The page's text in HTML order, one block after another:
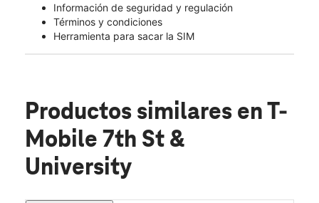
Información de seguridad y regulación
Términos y condiciones
Herramienta para sacar la SIM
Productos similares en T-
Mobile 7th St &
University